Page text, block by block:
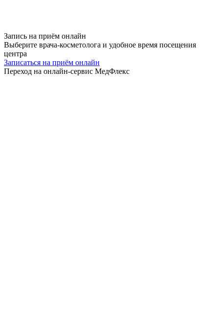
Запись на приём онлайн
Выберите врача-косметолога и удобное время посещения
центра
Записаться на приём онлайн
Переход на онлайн-сервис МедФлекс